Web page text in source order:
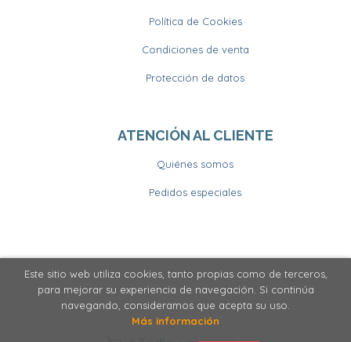
Política de Cookies
Condiciones de venta
Protección de datos
ATENCIÓN AL CLIENTE
Quiénes somos
Pedidos especiales
2026 © Llibrería Horitzons . Todos los Derechos
Reservados
Este sitio web utiliza cookies, tanto propias como de terceros,
para mejorar su experiencia de navegación. Si continúa
navegando, consideramos que acepta su uso.
Más información